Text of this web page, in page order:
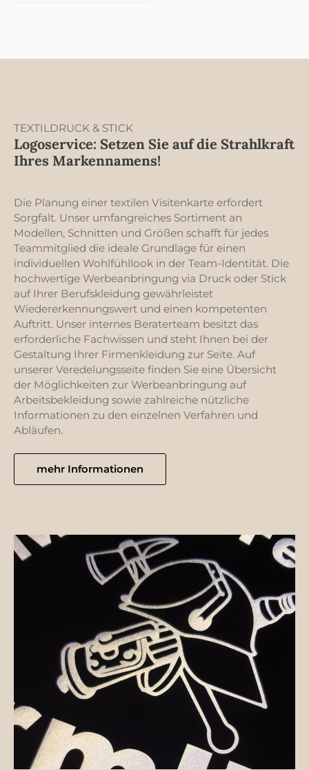
TEXTILDRUCK & STICK
Logoservice: Setzen Sie auf die Strahlkraft
Ihres Markennamens!
Die Planung einer textilen Visitenkarte erfordert
Sorgfalt. Unser umfangreiches Sortiment an
Modellen, Schnitten und Größen schafft für jedes
Teammitglied die ideale Grundlage für einen
individuellen Wohlfühllook in der Team-Identität. Die
hochwertige Werbeanbringung via Druck oder Stick
auf Ihrer Berufskleidung gewährleistet
Wiedererkennungswert und einen kompetenten
Auftritt. Unser internes Beraterteam besitzt das
erforderliche Fachwissen und steht Ihnen bei der
Gestaltung Ihrer Firmenkleidung zur Seite. Auf
unserer Veredelungsseite finden Sie eine Übersicht
der Möglichkeiten zur Werbeanbringung auf
Arbeitsbekleidung sowie zahlreiche nützliche
Informationen zu den einzelnen Verfahren und
Abläufen.
mehr Informationen